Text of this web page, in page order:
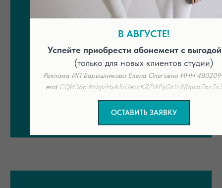
В АВГУСТЕ!
Успейте приобрести абонемент с
(только для новых клиентов студии)
Реклама ИП Барышникова Елена Олеговна ИНН
erid
ОСТАВИТЬ ЗАЯВКУ
7 700 ₽
1 занятие = 770 ₽
Срок действия — 3 месяца
КУПИТЬ